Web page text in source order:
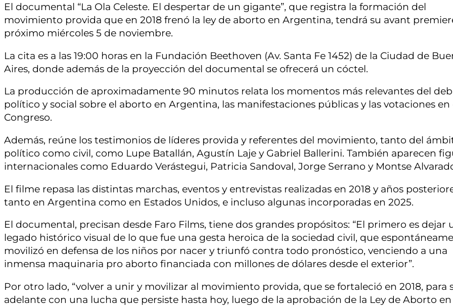
El documental “La Ola Celeste. El despertar de un gigante”, que registra la formación del
movimiento provida que en 2018 frenó la ley de aborto en Argentina, tendrá su avant
próximo miércoles 5 de noviembre.
La cita es a las 19:00 horas en la Fundación Beethoven (Av. Santa Fe 1452) de la Ciudad de
Aires, donde además de la proyección del documental se ofrecerá un cóctel.
La producción de aproximadamente 90 minutos relata los momentos más relevantes del
político y social sobre el aborto en Argentina, las manifestaciones públicas y las votaciones en
Congreso.
Además, reúne los testimonios de líderes provida y referentes del movimiento, tanto del
político como civil, como Lupe Batallán, Agustín Laje y Gabriel Ballerini. También aparecen
internacionales como Eduardo Verástegui, Patricia Sandoval, Jorge Serrano y Montse
El filme repasa las distintas marchas, eventos y entrevistas realizadas en 2018 y años
tanto en Argentina como en Estados Unidos, e incluso algunas incorporadas en 2025.
El documental, precisan desde Faro Films, tiene dos grandes propósitos: “El primero es dejar
legado histórico visual de lo que fue una gesta heroica de la sociedad civil, que
movilizó en defensa de los niños por nacer y triunfó contra todo pronóstico, venciendo a una
inmensa maquinaria pro aborto financiada con millones de dólares desde el exterior”.
Por otro lado, “volver a unir y movilizar al movimiento provida, que se fortaleció en 2018, para
adelante con una lucha que persiste hasta hoy, luego de la aprobación de la Ley de Aborto